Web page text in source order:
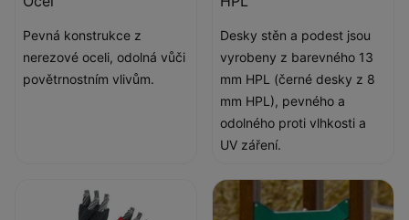
Pevná konstrukce z
nerezové oceli, odolná vůči
povětrnostním vlivům.
Desky stěn a podest jsou
vyrobeny z barevného 13
mm HPL (černé desky z 8
mm HPL), pevného a
odolného proti vlhkosti a
UV záření.